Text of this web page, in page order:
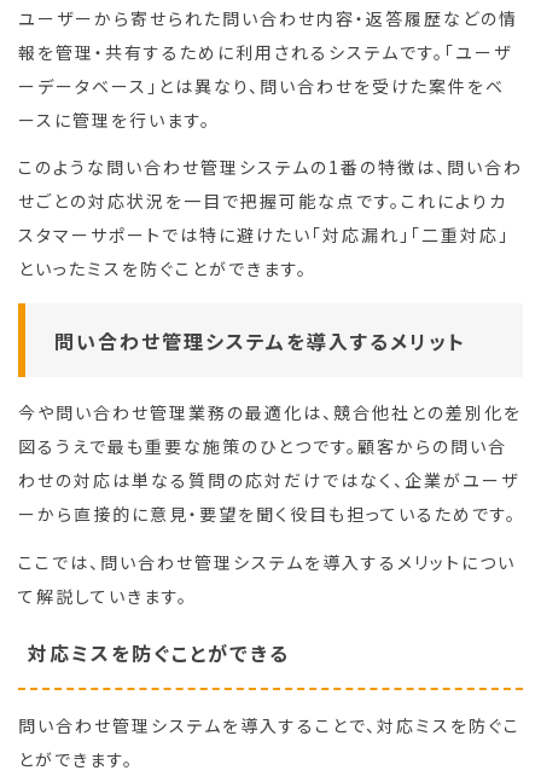
ユーザーから寄せられた問い合わせ内容・返答履歴などの情
報を管理・共有するために利用されるシステムです。「ユーザ
ーデータベース」とは異なり、問い合わせを受けた案件をベ
ースに管理を行います。
このような問い合わせ管理システムの1番の特徴は、問い合わ
せごとの対応状況を一目で把握可能な点です。これによりカ
スタマーサポートでは特に避けたい「対応漏れ」「二重対応」
といったミスを防ぐことができます。
問い合わせ管理システムを導入するメリット
今や問い合わせ管理業務の最適化は、競合他社との差別化を
図るうえで最も重要な施策のひとつです。顧客からの問い合
わせの対応は単なる質問の応対だけではなく、企業がユーザ
ーから直接的に意見・要望を聞く役目も担っているためです。
ここでは、問い合わせ管理システムを導入するメリットについ
て解説していきます。
対応ミスを防ぐことができる
問い合わせ管理システムを導入することで、対応ミスを防ぐこ
とができます。